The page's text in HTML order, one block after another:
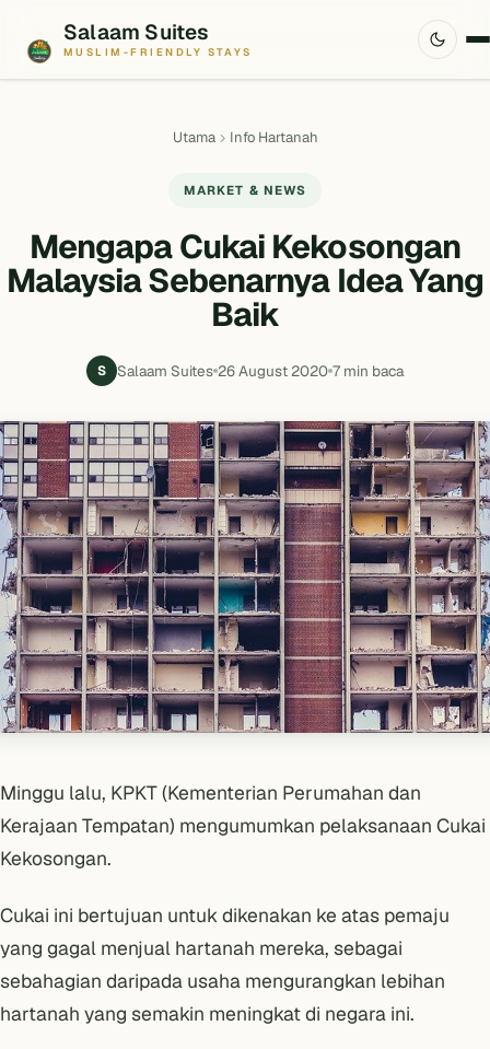
Salaam Suites
MUSLIM-FRIENDLY STAYS
Utama Info Hartanah
MARKET & NEWS
Mengapa Cukai Kekosongan
Malaysia Sebenarnya Idea Yang
Baik
S Salaam Suites 26 August 2020 7 min baca
Minggu lalu, KPKT (Kementerian Perumahan dan
Kerajaan Tempatan) mengumumkan pelaksanaan Cukai
Kekosongan.
Cukai ini bertujuan untuk dikenakan ke atas pemaju
yang gagal menjual hartanah mereka, sebagai
sebahagian daripada usaha mengurangkan lebihan
hartanah yang semakin meningkat di negara ini.